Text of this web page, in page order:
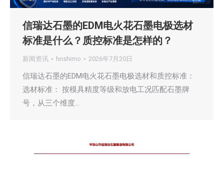
信瑞达石墨的EDM电火花石墨电极选材
标准是什么？质控标准是怎样的？
新闻资讯 hnshimo 2026年7月20日
信瑞达石墨的EDM电火花石墨电极选材和质控标准：
选材标准： 按模具精度等级和放电工况匹配石墨牌
号，从三个维度…